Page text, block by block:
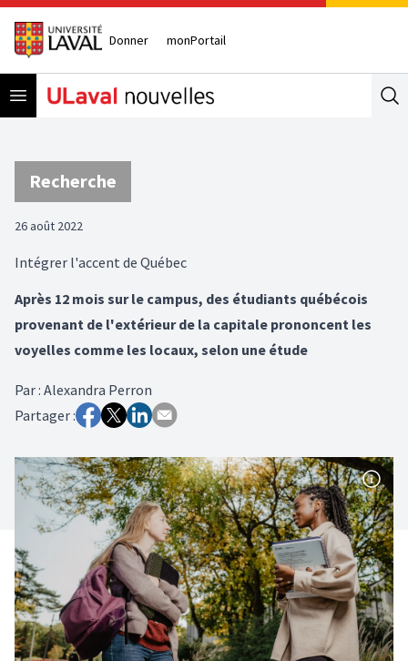
Donner monPortail
Open menu
Recherche
26 août 2022
Intégrer l'accent de Québec
Après 12 mois sur le campus, des étudiants québécois
provenant de l'extérieur de la capitale prononcent les
voyelles comme les locaux, selon une étude
Par: Alexandra Perron
Partager :